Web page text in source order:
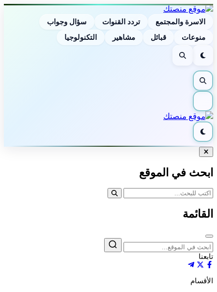
الاسرة والمجتمع تردد القنوات
سؤال وجواب
منوعات
قبائل مشاهير التكنولوجيا
الوضع
بحث
بحث
القائمة
الوضع
الليلي
إغلاق
ابحث في الموقع
القائمة
إغلاق
بحث
تابعنا
الأقسام